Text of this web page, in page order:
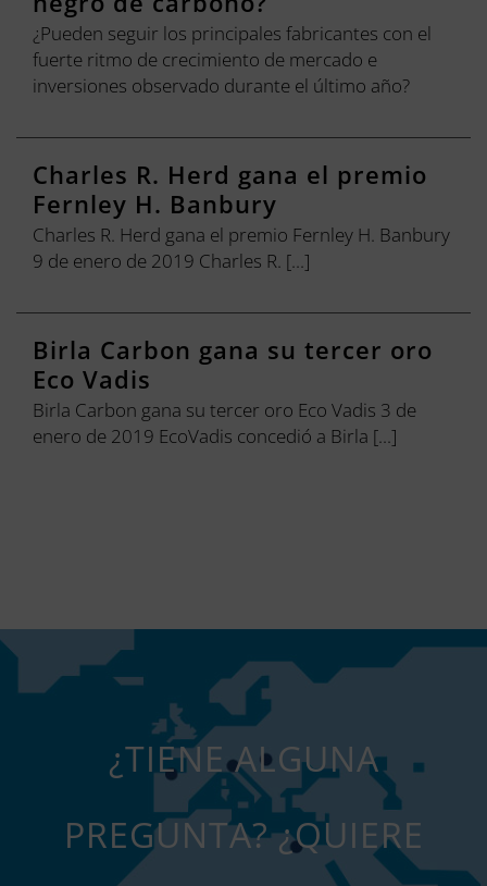
¿Pueden seguir los principales fabricantes con el
fuerte ritmo de crecimiento de mercado e
inversiones observado durante el último año?
Charles R. Herd gana el premio
Fernley H. Banbury
Charles R. Herd gana el premio Fernley H. Banbury
9 de enero de 2019 Charles R. [...]
Birla Carbon gana su tercer oro
Eco Vadis
Birla Carbon gana su tercer oro Eco Vadis 3 de
enero de 2019 EcoVadis concedió a Birla [...]
¿TIENE ALGUNA
PREGUNTA? ¿QUIERE